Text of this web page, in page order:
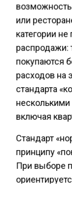
или
категории
распродажи:
покупаются
расходов на
стандарта
включая
Стандарт
принципу
При выборе